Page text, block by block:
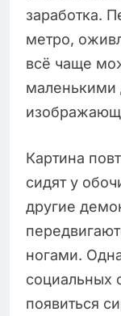
заработка.
метро,
всё чаще
маленькими
Картина
сидят у
другие
ногами.
социальных
появиться